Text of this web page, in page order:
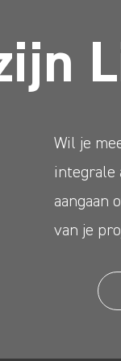
Wil je
integrale
aangaan
van je